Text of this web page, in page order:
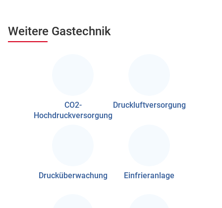
Weitere Gastechnik
CO2-
Hochdruckversorgung
Druckluftversorgung
Drucküberwachung Einfrieranlage